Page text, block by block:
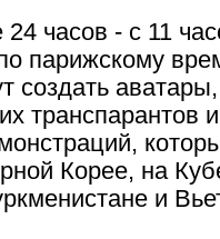
24 часов - с 11
парижскому
создать
транспарантов
Корее, на
и